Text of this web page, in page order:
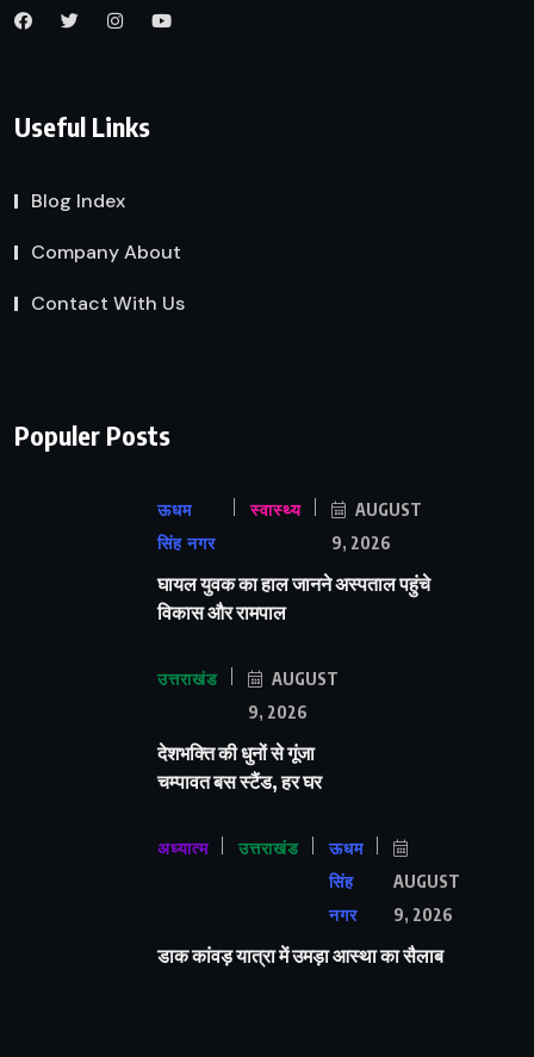
Useful Links
Blog Index
Company About
Contact With Us
Populer Posts
ऊधम
सिंह नगर
स्वास्थ्य
AUGUST
9, 2026
घायल युवक का हाल जानने अस्पताल पहुंचे
विकास और रामपाल
उत्तराखंड
AUGUST
9, 2026
देशभक्ति की धुनों से गूंजा
चम्पावत बस स्टैंड, हर घर
अध्यात्म उत्तराखंड
ऊधम
सिंह
नगर
AUGUST
9, 2026
डाक कांवड़ यात्रा में उमड़ा आस्था का सैलाब